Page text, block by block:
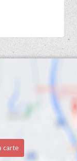
carte